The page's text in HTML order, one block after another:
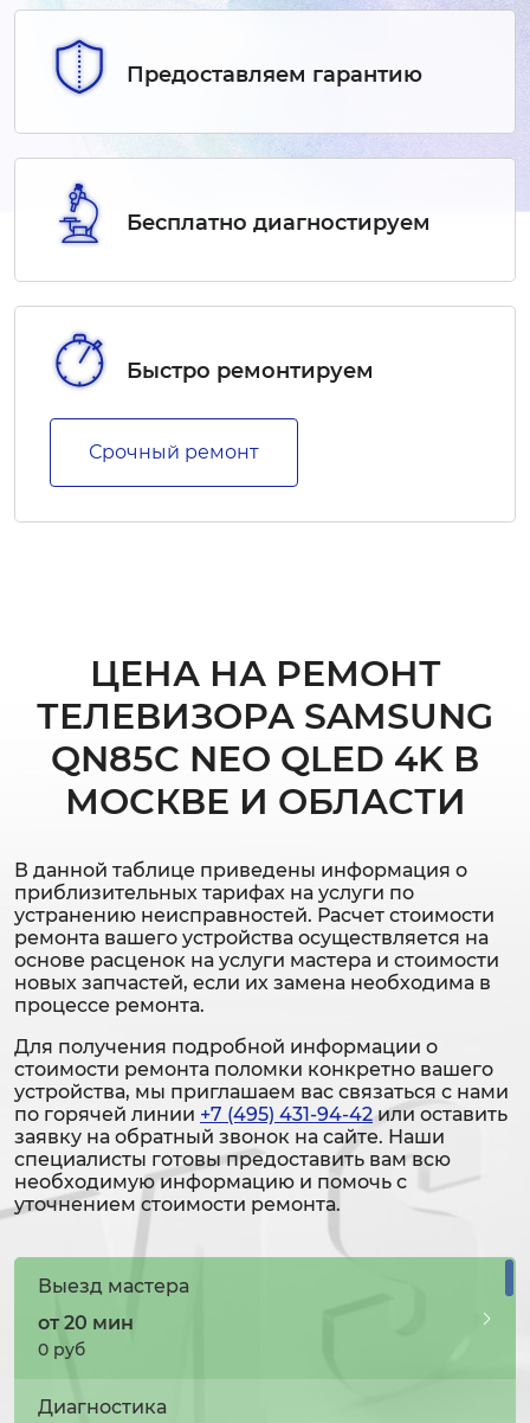
Предоставляем гарантию
Бесплатно диагностируем
Быстро ремонтируем
Срочный ремонт
ЦЕНА НА РЕМОНТ
ТЕЛЕВИЗОРА SAMSUNG
QN85C NEO QLED 4K В
МОСКВЕ И ОБЛАСТИ
В данной таблице приведены информация о
приблизительных тарифах на услуги по
устранению неисправностей. Расчет стоимости
ремонта вашего устройства осуществляется на
основе расценок на услуги мастера и стоимости
новых запчастей, если их замена необходима в
процессе ремонта.
Для получения подробной информации о
стоимости ремонта поломки конкретно вашего
устройства, мы приглашаем вас связаться с нами
по горячей линии +7 (495) 431-94-42 или оставить
заявку на обратный звонок на сайте. Наши
специалисты готовы предоставить вам всю
необходимую информацию и помочь с
уточнением стоимости ремонта.
Выезд мастера
от 20 мин
0 руб
Диагностика